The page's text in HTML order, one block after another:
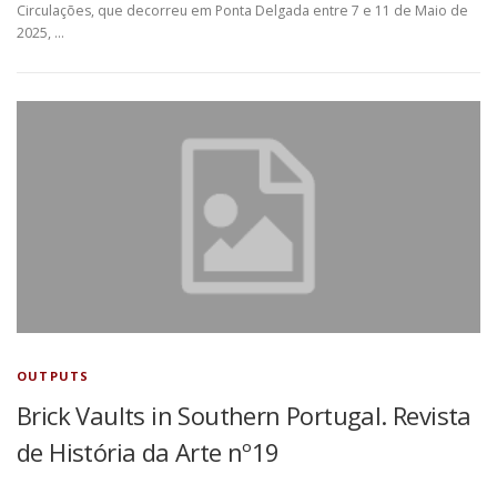
Circulações, que decorreu em Ponta Delgada entre 7 e 11 de Maio de
2025, …
OUTPUTS
Brick Vaults in Southern Portugal. Revista
de História da Arte nº19